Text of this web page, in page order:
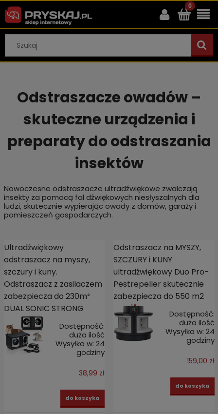
Odstraszacze owadów –
skuteczne urządzenia i
preparaty do odstraszania
insektów
Nowoczesne odstraszacze ultradźwiękowe zwalczają
insekty za pomocą fal dźwiękowych niesłyszalnych dla
ludzi, skutecznie wypierając owady z domów, garaży i
pomieszczeń gospodarczych.
Ultradźwiękowy
odstraszacz na myszy,
szczury i kuny.
Odstraszacz z zasilaczem
zabezpiecza do 230m²
DUAL SONIC STRONG
Dostępność:
duża ilość
Wysyłka w: 24
godziny
38,99 zł
do koszyka
Odstraszacz na MYSZY,
SZCZURY i KUNY
ultradźwiękowy Duo Pro-
Pestrepeller skutecznie
zabezpiecza do 550 m2
Dostępność:
duża ilość
Wysyłka w: 24
godziny
159,00 zł
do koszyka